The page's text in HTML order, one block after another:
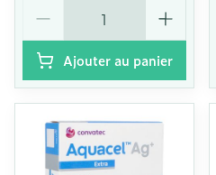
Ajouter au panier